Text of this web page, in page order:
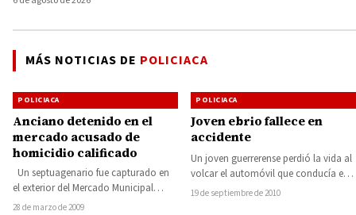
MÁS NOTICIAS DE POLICIACA
POLICIACA
Anciano detenido en el
mercado acusado de
homicidio calificado
Un septuagenario fue capturado en
el exterior del Mercado Municipal
“José Rentería Luviano”, de esta
28 de marzo de 2009
POLICIACA
Joven ebrio fallece en
accidente
Un joven guerrerense perdió la vida al
volcar el automóvil que conducía en
estado de ebriedad y con…
19 de septiembre de 2010